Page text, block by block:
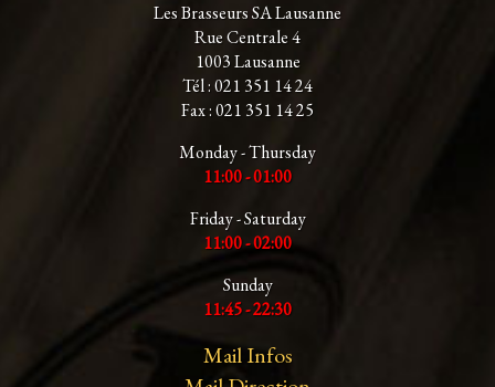
Les Brasseurs SA Lausanne
Rue Centrale 4
1003 Lausanne
Tél : 021 351 14 24
Fax : 021 351 14 25
Monday - Thursday
11:00 - 01:00
Friday - Saturday
11:00 - 02:00
Sunday
11:45 - 22:30
Mail Infos